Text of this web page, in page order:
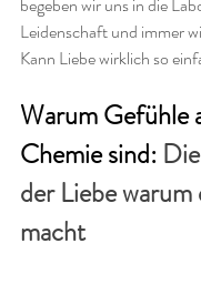
begeben wir uns in die
Leidenschaft und immer
Kann Liebe wirklich so
Warum Gefühle
Chemie sind:
der Liebe warum
macht